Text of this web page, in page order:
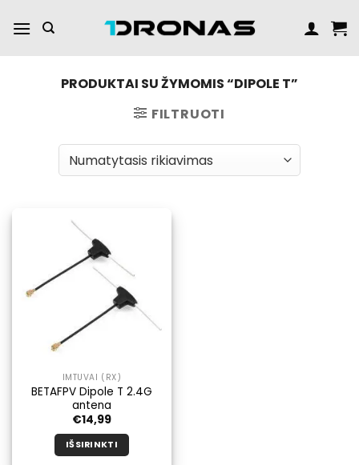
turinį
PRODUKTAI SU ŽYMOMIS “DIPOLE T”
FILTRUOTI
IMTUVAI (RX)
BETAFPV Dipole T 2.4G
antena
€14,99
IŠSIRINKTI